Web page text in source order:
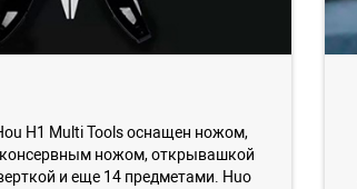
H1 Multi Tools оснащен ножом,
консервным ножом, открывашкой
и еще 14 предметами. Huo